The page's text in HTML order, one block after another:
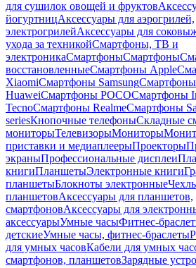
для сушилок овощей и фруктов
йогуртницАксессуары для аэрогрилей,
электрогрилейАксессуары для
ухода за техникойСмартфоны, ТВ и
электроникаСмартфоныСмартфоны
восстановленныеСмартфоны Apple
XiaomiСмартфоны Samsung
HuaweiСмартфоны POCOСмартфоны
TecnoСмартфоны RealmeСмартфоны
seriesКнопочные телефоныСкладные
мониторыТелевизорыМониторы
приставки и медиаплеерыПроекторы
экраныПрофессиональные дисплеи
книгиПланшетыЭлектронные книги
планшетыБлокноты электронные
планшетовАксессуары для планшетов,
смартфоновАксессуары для
аксессуарыУмные часыФитнес-
детскиеУмные часы, фитнес-браслеты
для умных часовКабели для умных
смартфонов, планшетовЗарядные